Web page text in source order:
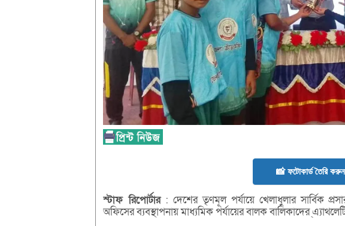
📸 ফটোকার্ড তৈরি
স্টাফরিপোর্টার: দেশের তৃণমূল পর্যায়ে খেলাধুলার সার্বিক
অফিসের ব্যবস্থাপনায় মাধ্যমিক পর্যায়ের বালক বালিকাদের